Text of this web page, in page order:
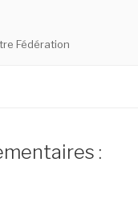
Fédération
: